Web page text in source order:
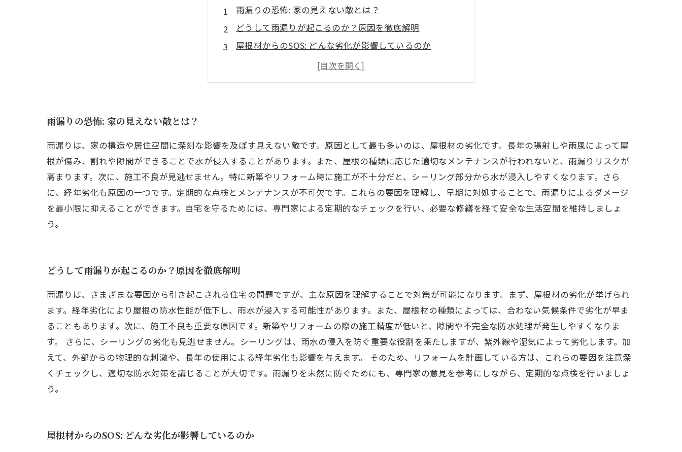
雨漏りの恐怖: 家の見えない敵とは？
どうして雨漏りが起こるのか？原因を徹底解明
屋根材からのSOS: どんな劣化が影響しているのか
施工不良とシーリングの老朽化: 見落としがちな危険因子
経年劣化の真実: なぜ家は雨漏りしやすくなるのか
雨漏りの恐怖: 家の見えない敵とは？
雨漏りは、家の構造や居住空間に深刻な影響を及ぼす見えない敵です。原因として最も多いのは、屋根材の劣化です。長年の陽射しや雨風によって屋
根が傷み、割れや隙間ができることで水が侵入することがあります。また、屋根の種類に応じた適切なメンテナンスが行われないと、雨漏りリスクが
高まります。次に、施工不良が見逃せません。特に新築やリフォーム時に施工が不十分だと、シーリング部分から水が浸入しやすくなります。さら
に、経年劣化も原因の一つです。定期的な点検とメンテナンスが不可欠です。これらの要因を理解し、早期に対処することで、雨漏りによるダメージ
を最小限に抑えることができます。自宅を守るためには、専門家による定期的なチェックを行い、必要な修繕を経て安全な生活空間を維持しましょ
う。
どうして雨漏りが起こるのか？原因を徹底解明
雨漏りは、さまざまな要因から引き起こされる住宅の問題ですが、主な原因を理解することで対策が可能になります。まず、屋根材の劣化が挙げられ
ます。経年劣化により屋根の防水性能が低下し、雨水が浸入する可能性があります。また、屋根材の種類によっては、合わない気候条件で劣化が早ま
ることもあります。次に、施工不良も重要な原因です。新築やリフォームの際の施工精度が低いと、隙間や不完全な防水処理が発生しやすくなりま
す。 さらに、シーリングの劣化も見逃せません。シーリングは、雨水の侵入を防ぐ重要な役割を果たしますが、紫外線や湿気によって劣化します。加
えて、外部からの物理的な刺激や、長年の使用による経年劣化も影響を与えます。 そのため、リフォームを計画している方は、これらの要因を注意深
くチェックし、適切な防水対策を講じることが大切です。雨漏りを未然に防ぐためにも、専門家の意見を参考にしながら、定期的な点検を行いましょ
う。
屋根材からのSOS: どんな劣化が影響しているのか